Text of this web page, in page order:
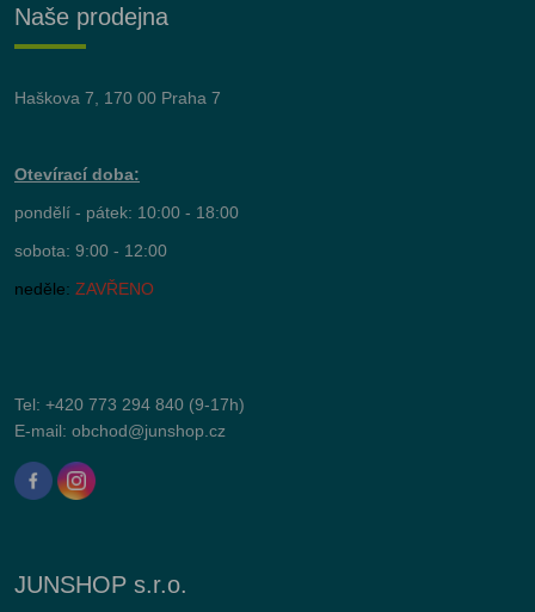
Naše prodejna
Haškova 7, 170 00 Praha 7
Otevírací doba:
pondělí - pátek: 10:00 - 18:00
sobota: 9:00 - 12:00
neděle: ZAVŘENO
Tel: +420 773 294 840 (9-17h)
E-mail: obchod@junshop.cz
JUNSHOP s.r.o.